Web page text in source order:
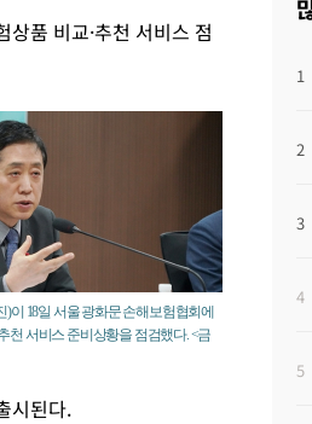
품 비교·추천 서비스 점
)이 18일 서울 광화문 손해보험협회에
천 서비스 준비상황을 점검했다. <금
시된다.
1
2
3
4
5